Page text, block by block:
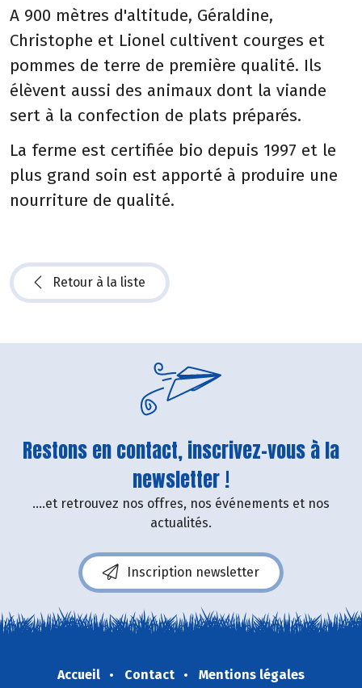
A 900 mètres d'altitude, Géraldine,
Christophe et Lionel cultivent courges et
pommes de terre de première qualité. Ils
élèvent aussi des animaux dont la viande
sert à la confection de plats préparés.
La ferme est certifiée bio depuis 1997 et le
plus grand soin est apporté à produire une
nourriture de qualité.
Retour à la liste
Restons en contact, inscrivez-vous à la
newsletter !
....et retrouvez nos offres, nos événements et nos
actualités.
Inscription newsletter
Accueil Contact
Mentions légales